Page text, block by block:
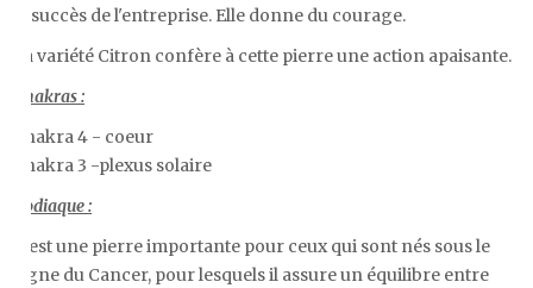
le succès de l'entreprise. Elle donne du courage.
La variété Citron confère à cette pierre une action apaisante.
Chakras :
Chakra 4 - coeur
Chakra 3 -plexus solaire
Zodiaque :
C'est une pierre importante pour ceux qui sont nés sous le
signe du Cancer, pour lesquels il assure un équilibre entre